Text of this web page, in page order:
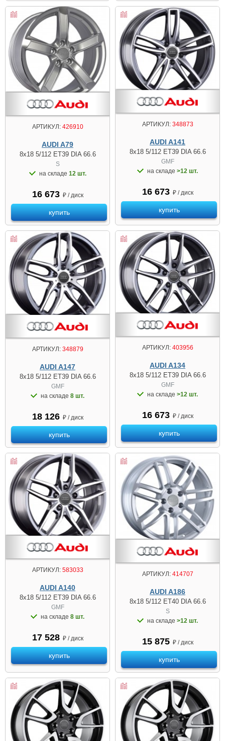
АРТИКУЛ:426910
AUDI A79
8x18 5/112 ET39 DIA 66.6
S
на складе 12 шт.
16 673 ₽ / диск
купить
АРТИКУЛ:348873
AUDI A141
8x18 5/112 ET39 DIA 66.6
GMF
на складе >12 шт.
16 673 ₽ / диск
купить
АРТИКУЛ:348879
AUDI A147
8x18 5/112 ET39 DIA 66.6
GMF
на складе 8 шт.
18 126 ₽ / диск
купить
АРТИКУЛ:403956
AUDI A134
8x18 5/112 ET39 DIA 66.6
GMF
на складе >12 шт.
16 673 ₽ / диск
купить
АРТИКУЛ:583033
AUDI A140
8x18 5/112 ET39 DIA 66.6
GMF
на складе 8 шт.
17 528 ₽ / диск
купить
АРТИКУЛ:414707
AUDI A186
8x18 5/112 ET40 DIA 66.6
S
на складе >12 шт.
15 875 ₽ / диск
купить